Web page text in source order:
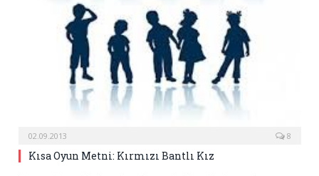
02.09.2013 8
Kısa Oyun Metni: Kırmızı Bantlı Kız